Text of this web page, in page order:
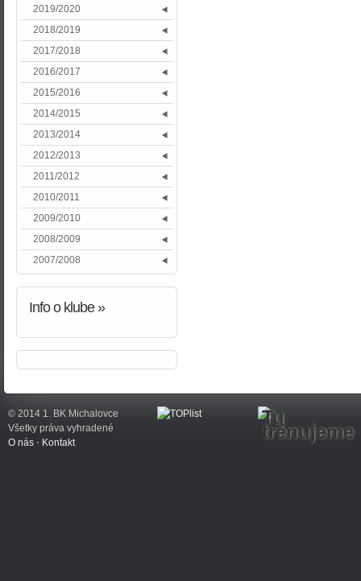
2019/2020
2018/2019
2017/2018
2016/2017
2015/2016
2014/2015
2013/2014
2012/2013
2011/2012
2010/2011
2009/2010
2008/2009
2007/2008
Infoo klube »
© 2014 1. BK Michalovce
Všetky práva vyhradené
O nás ⋅ Kontakt
Tu
trénujeme